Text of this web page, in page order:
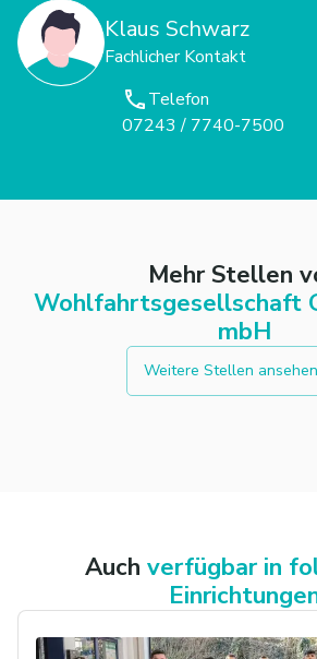
Klaus Schwarz
Fachlicher Kontakt
Telefon
07243 / 7740-7500
Mehr Stellen
Wohlfahrtsgesellschaft
mbH
Weitere Stellen ansehen
Auch verfügbar in